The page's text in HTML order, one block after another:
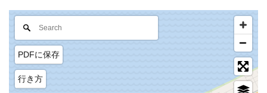
PDFに保存
行き方